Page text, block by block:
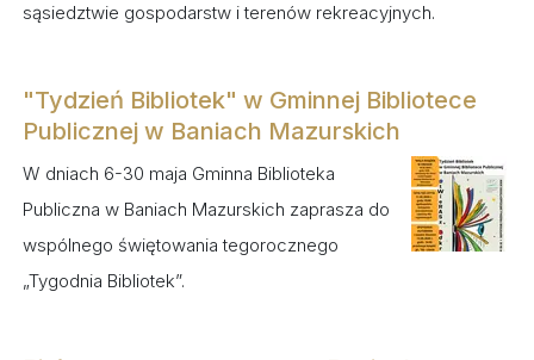
sąsiedztwie gospodarstw i terenów rekreacyjnych.
"Tydzień Bibliotek" w Gminnej Bibliotece
Publicznej w Baniach Mazurskich
W dniach 6-30 maja Gminna Biblioteka
Publiczna w Baniach Mazurskich zaprasza do
wspólnego świętowania tegorocznego
„Tygodnia Bibliotek”.